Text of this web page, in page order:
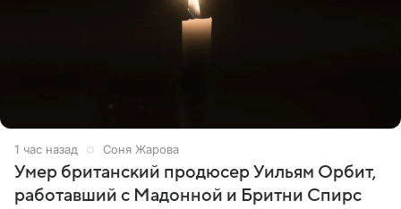
1 час назад Соня Жарова
Умер британский продюсер Уильям Орбит,
работавший с Мадонной и Бритни Спирс